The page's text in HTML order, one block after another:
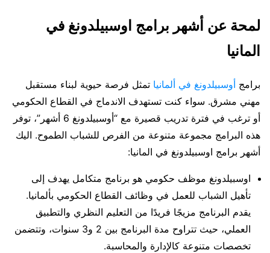
لمحة عن أشهر برامج اوسبيلدونغ في
المانيا
برامج أوسبيلدونغ في ألمانيا تمثل فرصة حيوية لبناء مستقبل
مهني مشرق. سواء كنت تستهدف الاندماج في القطاع الحكومي
أو ترغب في فترة تدريب قصيرة مع “أوسبيلدونغ 6 أشهر”، توفر
هذه البرامج مجموعة متنوعة من الفرص للشباب الطموح. اليك
أشهر برامج اوسبيلدونغ في المانيا:
اوسبيلدونغ موظف حكومي هو برنامج متكامل يهدف إلى
تأهيل الشباب للعمل في وظائف القطاع الحكومي بألمانيا.
يقدم البرنامج مزيجًا فريدًا من التعليم النظري والتطبيق
العملي، حيث تتراوح مدة البرنامج بين 2 و3 سنوات، وتتضمن
تخصصات متنوعة كالإدارة والمحاسبة.